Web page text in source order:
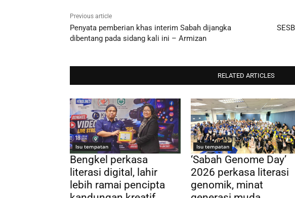
Previous article
Penyata pemberian khas interim Sabah dijangka
dibentang pada sidang kali ini – Armizan
RELATED ARTICLES
Isu tempatan
Bengkel perkasa
literasi digital, lahir
lebih ramai pencipta
Isu tempatan
‘Sabah Genome Day’
2026 perkasa literasi
genomik, minat